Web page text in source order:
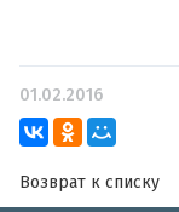
01.02.2016
Возврат к списку